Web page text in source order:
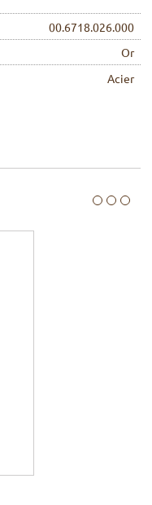
00.6718.026.000
Or
Acier